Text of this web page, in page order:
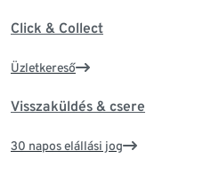
Click & Collect
Üzletkereső
Visszaküldés & csere
30 napos elállási jog